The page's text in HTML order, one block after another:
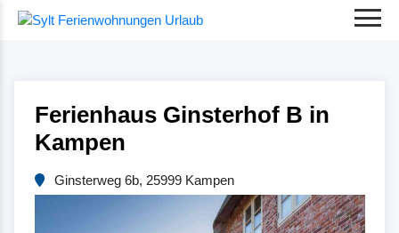
Ferienhaus Ginsterhof B in
Kampen
Ginsterweg 6b, 25999 Kampen